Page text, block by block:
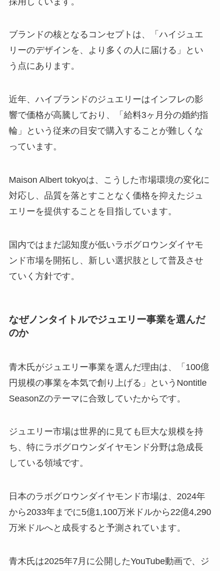
ブランドの核となるコンセプトは、「ハイジュエ
リーのデザインを、より多くの人に届ける」とい
う点にあります。
近年、ハイブランドのジュエリーはインフレの影
響で価格が高騰しており、「給料3ヶ月分の婚約指
輪」という従来の目安で購入することが難しくな
っています。
Maison Albert tokyoは、こうした市場環境の変化に
対応し、品質を落とすことなく価格を抑えたジュ
エリーを提供することを目指しています。
国内ではまだ認知度が低いラボグロウンダイヤモ
ンド市場を開拓し、新しい選択肢として普及させ
ていく方針です。
なぜノンタイトルでジュエリー事業を選んだ
のか
青木氏がジュエリー事業を選んだ理由は、「100億
円規模の事業を本気で創り上げる」というNontitle
SeasonZのテーマに合致していたからです。
ジュエリー市場は世界的に見ても巨大な規模を持
ち、特にラボグロウンダイヤモンド分野は急成長
している領域です。
日本のラボグロウンダイヤモンド市場は、2024年
から2033年までに5億1,100万米ドルから22億4,290
万米ドルへと成長すると予測されています。
青木氏は2025年7月に公開したYouTube動画で、ジ